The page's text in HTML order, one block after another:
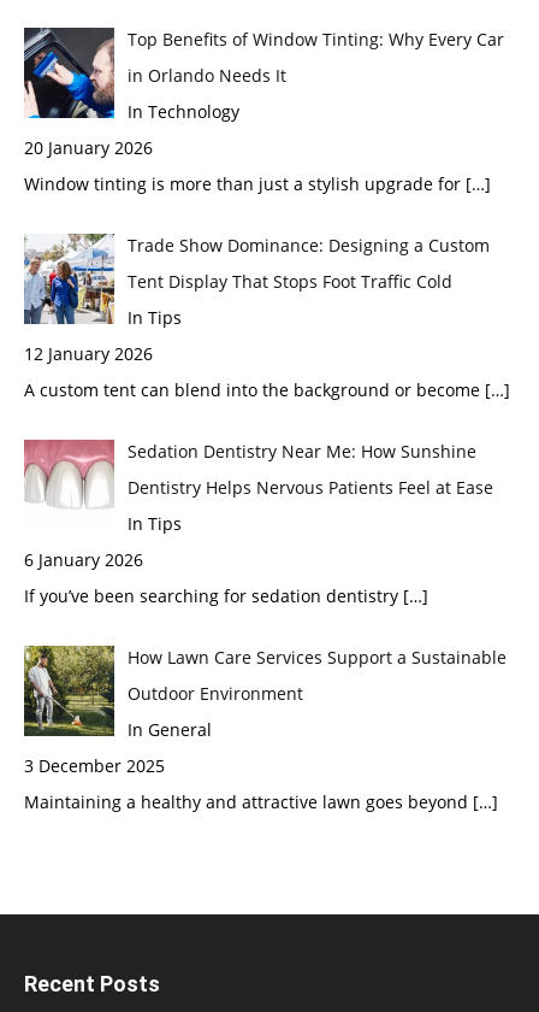
Top Benefits of Window Tinting: Why Every Car
in Orlando Needs It
In Technology
20 January 2026
Window tinting is more than just a stylish upgrade for […]
Trade Show Dominance: Designing a Custom
Tent Display That Stops Foot Traffic Cold
In Tips
12 January 2026
A custom tent can blend into the background or become […]
Sedation Dentistry Near Me: How Sunshine
Dentistry Helps Nervous Patients Feel at Ease
In Tips
6 January 2026
If you’ve been searching for sedation dentistry […]
How Lawn Care Services Support a Sustainable
Outdoor Environment
In General
3 December 2025
Maintaining a healthy and attractive lawn goes beyond […]
Recent Posts